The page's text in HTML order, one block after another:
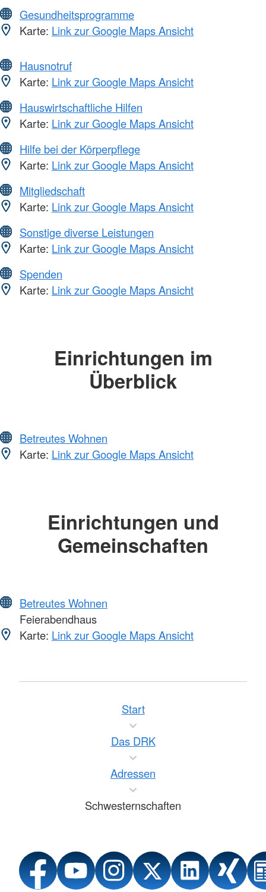
Gesundheitsprogramme
Karte: Link zur Google Maps Ansicht
Hausnotruf
Karte: Link zur Google Maps Ansicht
Hauswirtschaftliche Hilfen
Karte: Link zur Google Maps Ansicht
Hilfe bei der Körperpflege
Karte: Link zur Google Maps Ansicht
Mitgliedschaft
Karte: Link zur Google Maps Ansicht
Sonstige diverse Leistungen
Karte: Link zur Google Maps Ansicht
Spenden
Karte: Link zur Google Maps Ansicht
Einrichtungen im
Überblick
Betreutes Wohnen
Karte: Link zur Google Maps Ansicht
Einrichtungen und
Gemeinschaften
Betreutes Wohnen
Feierabendhaus
Karte: Link zur Google Maps Ansicht
Start
Das DRK
Adressen
Schwesternschaften